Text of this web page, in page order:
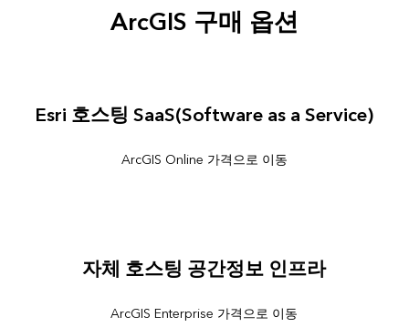
ArcGIS 구매 옵션
Esri 호스팅 SaaS(Software as a Service)
ArcGIS Online 가격으로 이동
자체 호스팅 공간정보 인프라
ArcGIS Enterprise 가격으로 이동